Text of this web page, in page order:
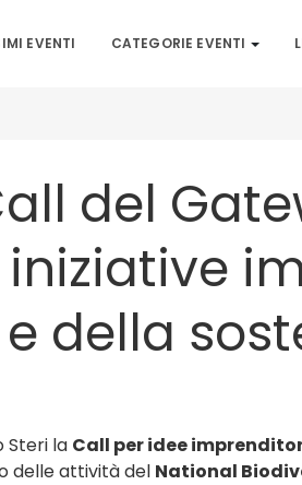
EVENTI CATEGORIE EVENTI
del
della
Steri la Call per idee
delle attività del National